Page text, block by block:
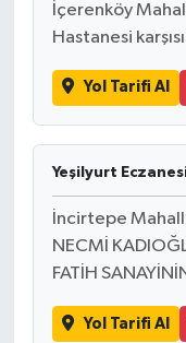
İçerenköy
Hastanesi
Yol Tarifi Al
Yeşilyurt
İncirtepe
NECMİ
FATİH
Yol Tarifi Al